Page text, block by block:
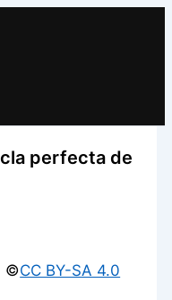
perfecta de
©️CC BY-SA 4.0